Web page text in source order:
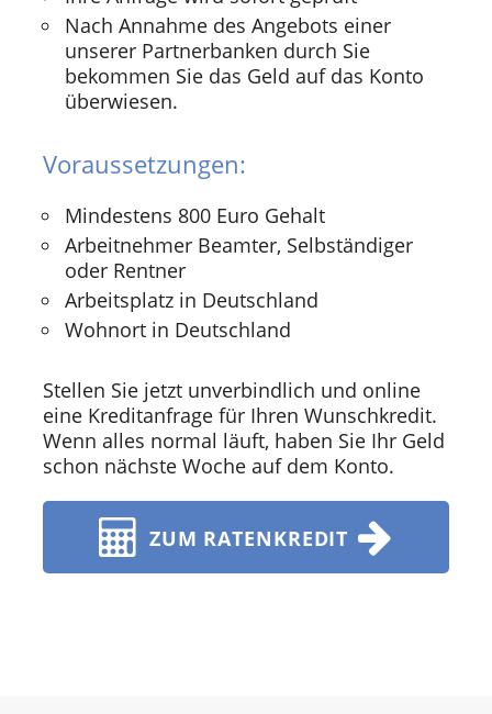
Nach Annahme des Angebots einer
unserer Partnerbanken durch Sie
bekommen Sie das Geld auf das Konto
überwiesen.
Voraussetzungen:
Mindestens 800 Euro Gehalt
Arbeitnehmer Beamter, Selbständiger
oder Rentner
Arbeitsplatz in Deutschland
Wohnort in Deutschland
Stellen Sie jetzt unverbindlich und online
eine Kreditanfrage für Ihren Wunschkredit.
Wenn alles normal läuft, haben Sie Ihr Geld
schon nächste Woche auf dem Konto.
ZUM RATENKREDIT